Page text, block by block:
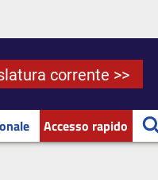
corrente >>
Accesso rapido